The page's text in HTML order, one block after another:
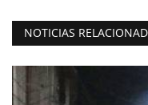
NOTICIAS